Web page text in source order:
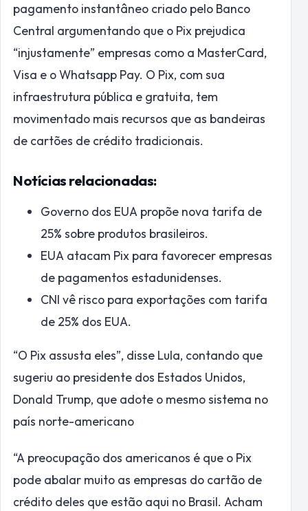
pagamento instantâneo criado pelo Banco
Central argumentando que o Pix prejudica
“injustamente” empresas como a MasterCard,
Visa e o Whatsapp Pay. O Pix, com sua
infraestrutura pública e gratuita, tem
movimentado mais recursos que as bandeiras
de cartões de crédito tradicionais.
Notícias relacionadas:
Governo dos EUA propõe nova tarifa de
25% sobre produtos brasileiros.
EUA atacam Pix para favorecer empresas
de pagamentos estadunidenses.
CNI vê risco para exportações com tarifa
de 25% dos EUA.
“O Pix assusta eles”, disse Lula, contando que
sugeriu ao presidente dos Estados Unidos,
Donald Trump, que adote o mesmo sistema no
país norte-americano
“A preocupação dos americanos é que o Pix
pode abalar muito as empresas do cartão de
crédito deles que estão aqui no Brasil. Acham